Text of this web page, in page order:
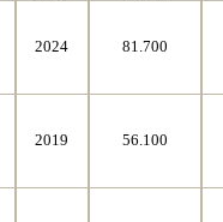
2024 81.700
2019 56.100